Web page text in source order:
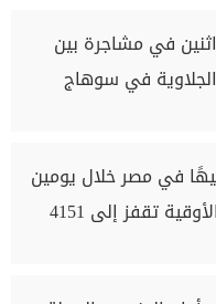
في مشاجرة بين
في سوهاج
يرتفع 35 جنيهًا في مصر خلال يومين
رغم قوة الجنيه.. والأوقية تقفز إلى 4151